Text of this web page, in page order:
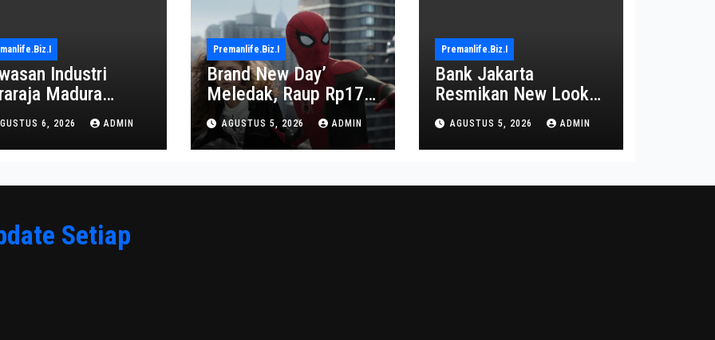
Industri
Madura
Jadi Pusat
Baru
6, 2026 ADMIN
Premanlife.biz.i
Brand New Day’
Meledak, Raup Rp17
Triliun dalam 6 Hari
AGUSTUS 5, 2026 ADMIN
Premanlife.biz.i
Bank Jakarta
Resmikan New Look
Branch KCP
Kebayoran Park untuk
Transformasi Layanan
AGUSTUS 5, 2026 ADMIN
Setiap